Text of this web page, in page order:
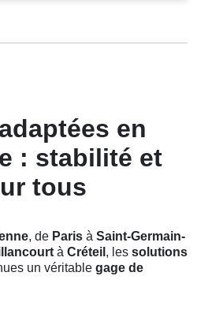
en
: stabilité et
tous
, de Paris à Saint-Germain-
à Créteil , les solutions
un véritable gage de